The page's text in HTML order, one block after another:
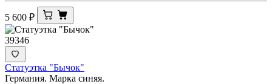
5 600 ₽
39346
Статуэтка "Бычок"
Германия. Марка синяя.